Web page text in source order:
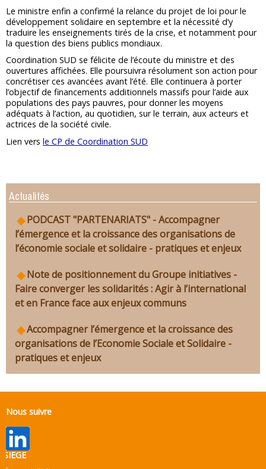
Le ministre enfin a confirmé la relance du projet de loi pour le
développement solidaire en septembre et la nécessité d’y
traduire les enseignements tirés de la crise, et notamment pour
la question des biens publics mondiaux.
Coordination SUD se félicite de l’écoute du ministre et des
ouvertures affichées. Elle poursuivra résolument son action pour
concrétiser ces avancées avant l’été. Elle continuera à porter
l’objectif de financements additionnels massifs pour l’aide aux
populations des pays pauvres, pour donner les moyens
adéquats à l’action, au quotidien, sur le terrain, aux acteurs et
actrices de la société civile.
Lien vers le CP de Coordination SUD
Actualités
PODCAST "PARTENARIATS" - Accompagner
l’émergence et la croissance des organisations de
l’économie sociale et solidaire - pratiques et enjeux
Note de positionnement du Groupe initiatives -
Faire converger les solidarités : Agir à l’international
et en France face aux enjeux communs
Accompagner l’émergence et la croissance des
organisations de l’Economie Sociale et Solidaire -
pratiques et enjeux
Nous suivre
SIEGE